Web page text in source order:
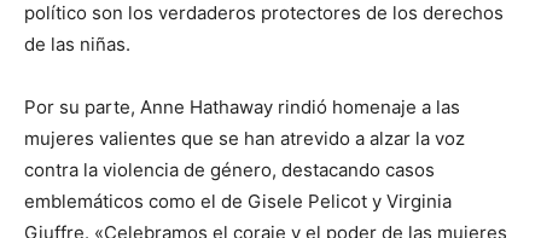
político son los verdaderos protectores de los derechos
de las niñas.
Por su parte, Anne Hathaway rindió homenaje a las
mujeres valientes que se han atrevido a alzar la voz
contra la violencia de género, destacando casos
emblemáticos como el de Gisele Pelicot y Virginia
Giuffre. «Celebramos el coraje y el poder de las mujeres